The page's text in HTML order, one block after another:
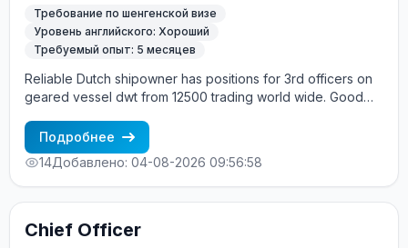
Требование по шенгенской визе
Уровень английского: Хороший
Требуемый опыт: 5 месяцев
Reliable Dutch shipowner has positions for 3rd officers on
geared vessel dwt from 12500 trading world wide. Good
mentality, motivated and to the vessel and cargo specialists
are highly Valid Schengen visa is more than
Подробнее
14Добавлено: 04-08-2026 09:56:58
Chief Officer